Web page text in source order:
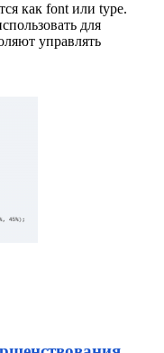
как font или type.
для
управлять